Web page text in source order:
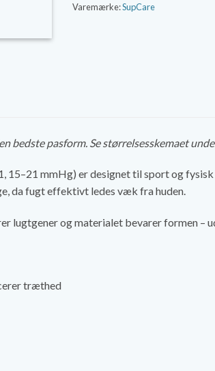
Varemærke:SupCare
bedste pasform. Se størrelsesskemaet
15–21 mmHg) er designet til sport og
da fugt effektivt ledes væk fra huden.
lugtgener og materialet bevarer formen –
træthed